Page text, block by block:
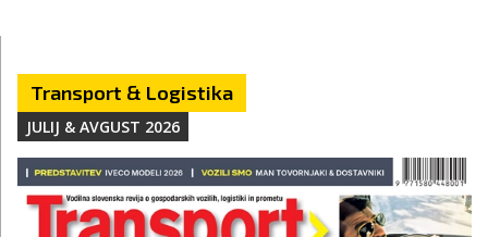
Transport & Logistika
JULIJ & AVGUST 2026